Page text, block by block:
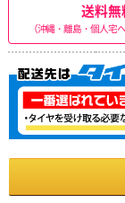
送料無
（沖縄・離島・個人宅